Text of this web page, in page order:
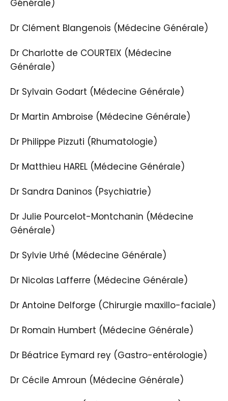
Générale)
Dr Clément Blangenois (Médecine Générale)
Dr Charlotte de COURTEIX (Médecine
Générale)
Dr Sylvain Godart (Médecine Générale)
Dr Martin Ambroise (Médecine Générale)
Dr Philippe Pizzuti (Rhumatologie)
Dr Matthieu HAREL (Médecine Générale)
Dr Sandra Daninos (Psychiatrie)
Dr Julie Pourcelot-Montchanin (Médecine
Générale)
Dr Sylvie Urhé (Médecine Générale)
Dr Nicolas Lafferre (Médecine Générale)
Dr Antoine Delforge (Chirurgie maxillo-faciale)
Dr Romain Humbert (Médecine Générale)
Dr Béatrice Eymard rey (Gastro-entérologie)
Dr Cécile Amroun (Médecine Générale)